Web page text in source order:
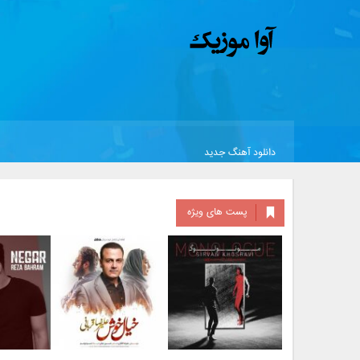
دانلود آهنگ جدید
پست های ویژه